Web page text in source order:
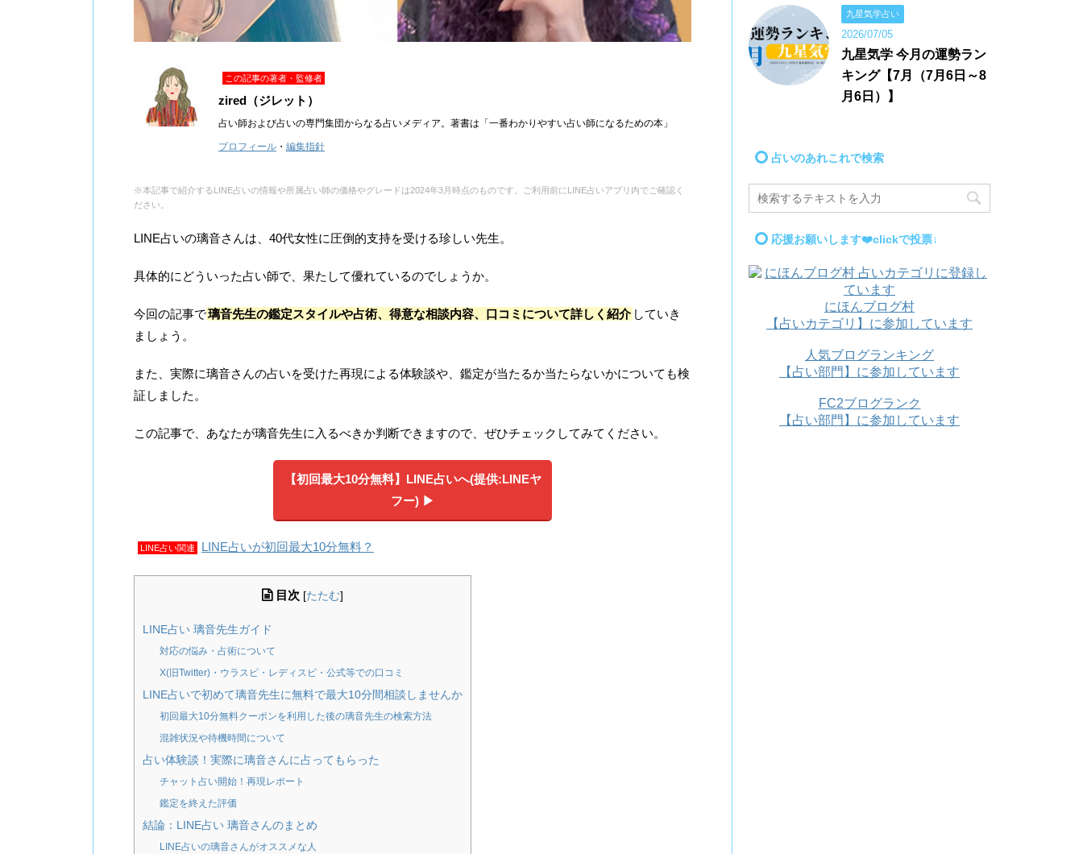
この記事の著者・監修者
zired（ジレット）
占い師および占いの専門集団からなる占いメディア。著書は「一番わかりやすい占い師になるための本」
プロフィール ・ 編集指針
※本記事で紹介するLINE占いの情報や所属占い師の価格やグレードは2024年3月時点のものです。ご利用前にLINE占いアプリ内でご確認く
ださい。
LINE占いの璃音さんは、40代女性に圧倒的支持を受ける珍しい先生。
具体的にどういった占い師で、果たして優れているのでしょうか。
今回の記事で璃音先生の鑑定スタイルや占術、得意な相談内容、口コミについて詳しく紹介 していき
ましょう。
また、実際に璃音さんの占いを受けた再現による体験談や、鑑定が当たるか当たらないかについても検
証しました。
この記事で、あなたが璃音先生に入るべきか判断できますので、ぜひチェックしてみてください。
【初回最大10分無料】LINE占いへ(提供:LINEヤ
フー) ▶︎
LINE占い関連 LINE占いが初回最大10分無料？
目次 [たたむ]
LINE占い 璃音先生ガイド
対応の悩み・占術について
X(旧Twitter)・ウラスピ・レディスピ・公式等での口コミ
LINE占いで初めて璃音先生に無料で最大10分間相談しませんか
初回最大10分無料クーポンを利用した後の璃音先生の検索方法
混雑状況や待機時間について
占い体験談！実際に璃音さんに占ってもらった
チャット占い開始！再現レポート
鑑定を終えた評価
結論：LINE占い 璃音さんのまとめ
LINE占いの璃音さんがオススメな人
九星気学占い
2026/07/05
九星気学 今月の運勢ラン
キング【7月（7月6日～8
月6日）】
占いのあれこれで検索
応援お願いします❤️clickで投票↓
にほんブログ村
【占いカテゴリ】に参加しています
人気ブログランキング
【占い部門】に参加しています
FC2ブログランク
【占い部門】に参加しています